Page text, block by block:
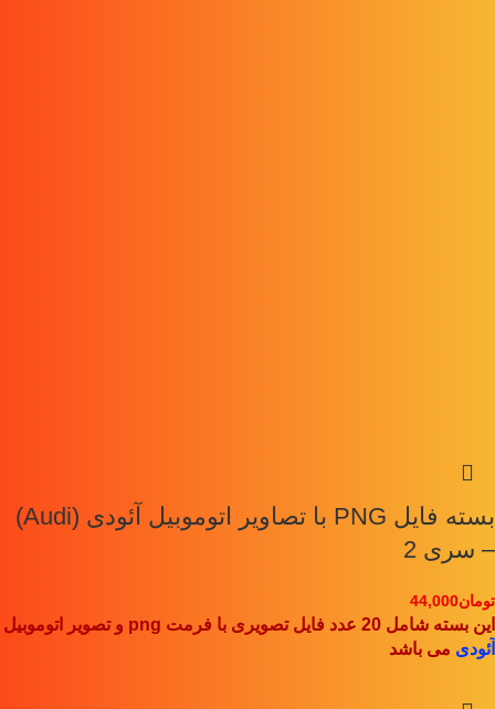
بسته فایل PNG با تصاویر اتوموبیل آئودی (Audi)
– سری 2
تومان44,000
این بسته شامل 20 عدد فایل تصویری با فرمت png و تصویر اتوموبیل
آئودی می باشد